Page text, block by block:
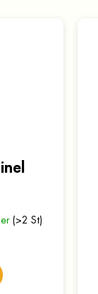
(>2 St)